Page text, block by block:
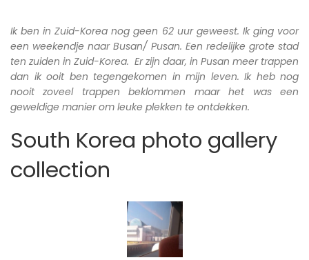
Ik ben in Zuid-Korea nog geen 62 uur geweest. Ik ging voor
een weekendje naar Busan/ Pusan. Een redelijke grote stad
ten zuiden in Zuid-Korea. Er zijn daar, in Pusan meer trappen
dan ik ooit ben tegengekomen in mijn leven. Ik heb nog
nooit zoveel trappen beklommen maar het was een
geweldige manier om leuke plekken te ontdekken.
South Korea photo gallery
collection